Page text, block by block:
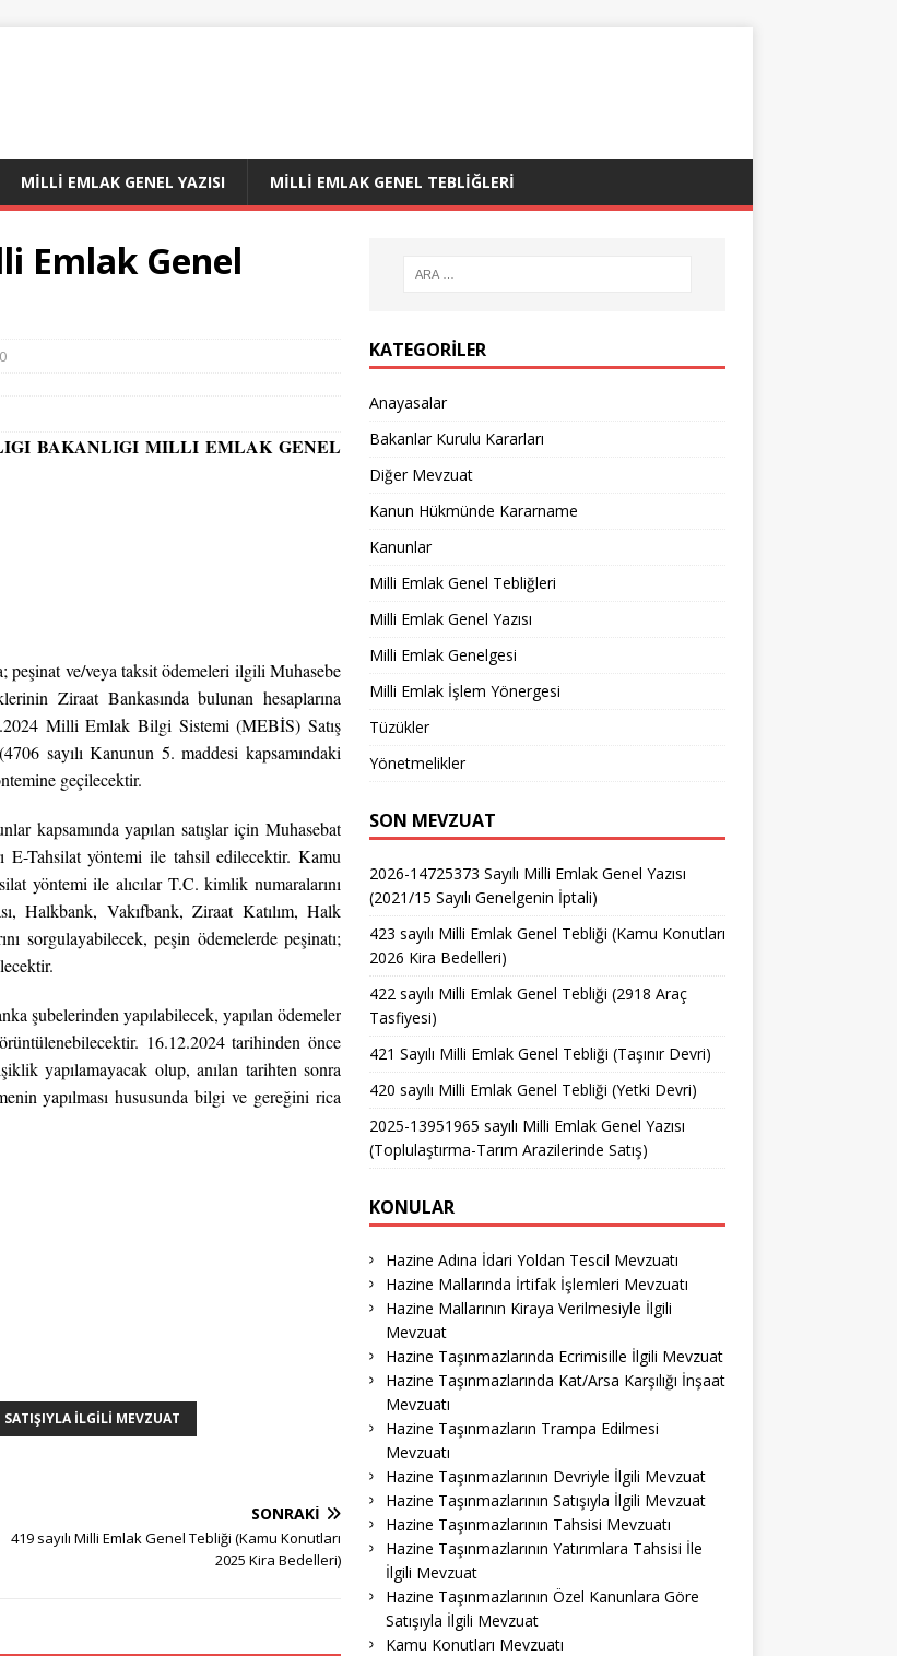
MILLI EMLAK GENEL YAZISI MILLI EMLAK GENEL TEBLIĞLERI
Emlak Genel
0
BAKANLIGI MILLI EMLAK GENEL
peşinat ve/veya taksit ödemeleri ilgili Muhasebe
Ziraat Bankasında bulunan hesaplarına
Milli Emlak Bilgi Sistemi (MEBİS) Satış
sayılı Kanunun 5. maddesi kapsamındaki
geçilecektir.
kapsamında yapılan satışlar için Muhasebat
E-Tahsilat yöntemi ile tahsil edilecektir. Kamu
yöntemi ile alıcılar T.C. kimlik numaralarını
Halkbank, Vakıfbank, Ziraat Katılım, Halk
sorgulayabilecek, peşin ödemelerde peşinatı;
şubelerinden yapılabilecek, yapılan ödemeler
16.12.2024 tarihinden önce
yapılamayacak olup, anılan tarihten sonra
yapılması hususunda bilgi ve gereğini rica
İLGILI MEVZUAT
SONRAKI
419 sayılı Milli Emlak Genel Tebliği (Kamu Konutları
2025 Kira Bedelleri)
KATEGORILER
Anayasalar
Bakanlar Kurulu Kararları
Diğer Mevzuat
Kanun Hükmünde Kararname
Kanunlar
Milli Emlak Genel Tebliğleri
Milli Emlak Genel Yazısı
Milli Emlak Genelgesi
Milli Emlak İşlem Yönergesi
Tüzükler
Yönetmelikler
SON MEVZUAT
2026-14725373 Sayılı Milli Emlak Genel Yazısı
(2021/15 Sayılı Genelgenin İptali)
423 sayılı Milli Emlak Genel Tebliği (Kamu Konutları
2026 Kira Bedelleri)
422 sayılı Milli Emlak Genel Tebliği (2918 Araç
Tasfiyesi)
421 Sayılı Milli Emlak Genel Tebliği (Taşınır Devri)
420 sayılı Milli Emlak Genel Tebliği (Yetki Devri)
2025-13951965 sayılı Milli Emlak Genel Yazısı
(Toplulaştırma-Tarım Arazilerinde Satış)
KONULAR
Hazine Adına İdari Yoldan Tescil Mevzuatı
Hazine Mallarında İrtifak İşlemleri Mevzuatı
Hazine Mallarının Kiraya Verilmesiyle İlgili
Mevzuat
Hazine Taşınmazlarında Ecrimisille İlgili Mevzuat
Hazine Taşınmazlarında Kat/Arsa Karşılığı İnşaat
Mevzuatı
Hazine Taşınmazların Trampa Edilmesi
Mevzuatı
Hazine Taşınmazlarının Devriyle İlgili Mevzuat
Hazine Taşınmazlarının Satışıyla İlgili Mevzuat
Hazine Taşınmazlarının Tahsisi Mevzuatı
Hazine Taşınmazlarının Yatırımlara Tahsisi İle
İlgili Mevzuat
Hazine Taşınmazlarının Özel Kanunlara Göre
Satışıyla İlgili Mevzuat
Kamu Konutları Mevzuatı